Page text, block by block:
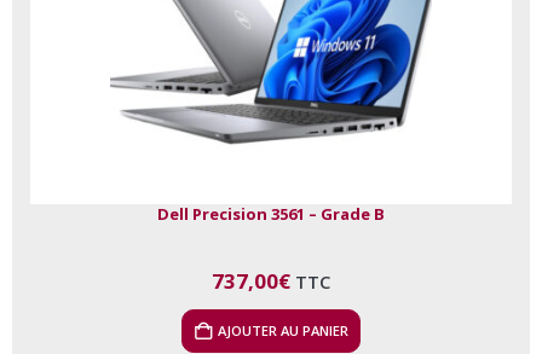
Dell Precision 3561 – Grade B
737,00€ TTC
AJOUTER AU PANIER